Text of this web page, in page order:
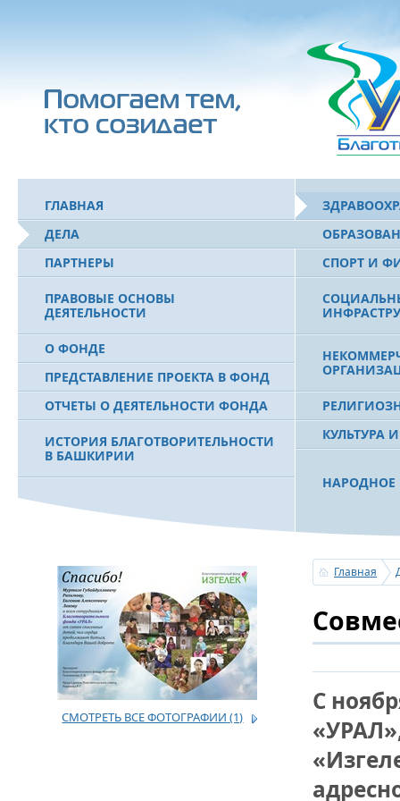
ГЛАВНАЯ
ДЕЛА
ПАРТНЕРЫ
ПРАВОВЫЕ ОСНОВЫ
ДЕЯТЕЛЬНОСТИ
О ФОНДЕ
ПРЕДСТАВЛЕНИЕ ПРОЕКТА В ФОНД
ОТЧЕТЫ О ДЕЯТЕЛЬНОСТИ ФОНДА
ИСТОРИЯ БЛАГОТВОРИТЕЛЬНОСТИ
В БАШКИРИИ
МУРТАЗЕ РАХИМОВЕ
СПОРТ И
КУЛЬТУРА
НАРОДНОЕ
СОВЕТА
УСЕРГАН.
ПОЖАРОВ
СМОТРЕТЬ ВСЕ ФОТОГРАФИИ (1)
Главная
С